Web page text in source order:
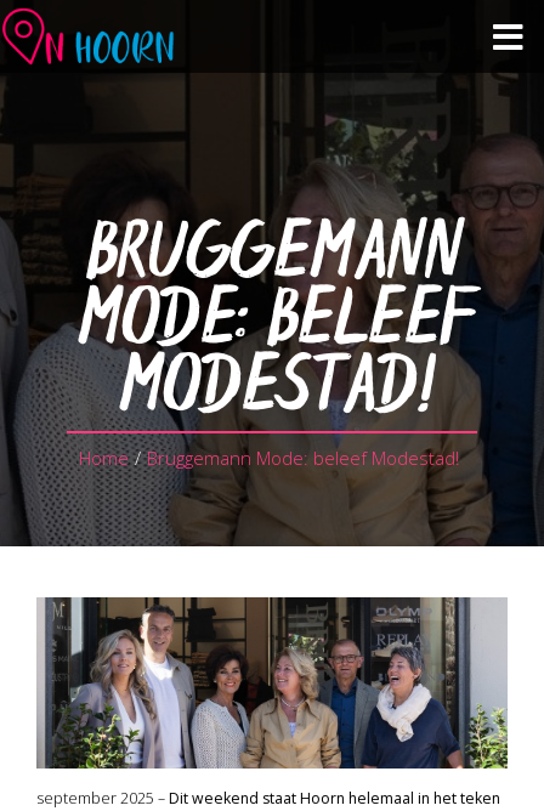
Zien & Doen
Winkelen & Horeca
Over Hoorn
Plan je bezoek
BRUGGEMANN
MODE: BELEEF
MODESTAD!
Home / Bruggemann Mode: beleef Modestad!
september 2025 –Dit weekend staat Hoorn helemaal in het teken